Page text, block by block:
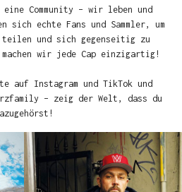
Community – wir leben und
echte Fans und Sammler, um
und sich gegenseitig zu
wir jede Cap einzigartig!
auf Instagram und TikTok und
– zeig der Welt, dass du